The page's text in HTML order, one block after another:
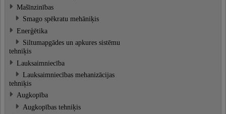
Mašīnzinības
Smago spēkratu mehāniķis
Enerģētika
Siltumapgādes un apkures sistēmu
tehniķis
Lauksaimniecība
Lauksaimniecības mehanizācijas
tehniķis
Augkopība
Augkopības tehniķis